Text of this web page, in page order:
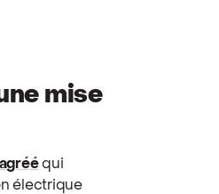
mise
qui
électrique